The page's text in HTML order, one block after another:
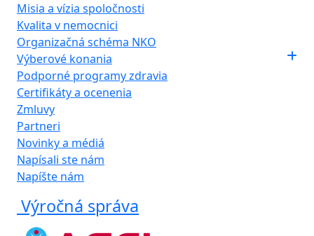
Misia a vízia spoločnosti
Kvalita v nemocnici
Organizačná schéma NKO
Výberové konania
Podporné programy zdravia
Certifikáty a ocenenia
Zmluvy
Partneri
Novinky a médiá
Napísali ste nám
Napíšte nám
Výročná správa